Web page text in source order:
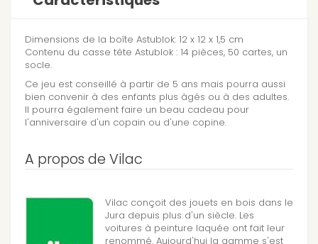
Dimensions de la boîte Astublok: 12 x 12 x 1,5 cm
Contenu du casse tête Astublok : 14 pièces, 50 cartes, un
socle.
Ce jeu est conseillé à partir de 5 ans mais pourra aussi
bien convenir à des enfants plus âgés ou à des adultes.
Il pourra également faire un beau cadeau pour
l'anniversaire d'un copain ou d'une copine.
A propos de Vilac
Vilac conçoit des jouets en bois dans le
Jura depuis plus d'un siècle. Les
voitures à peinture laquée ont fait leur
renommé. Aujourd'hui la gamme s'est